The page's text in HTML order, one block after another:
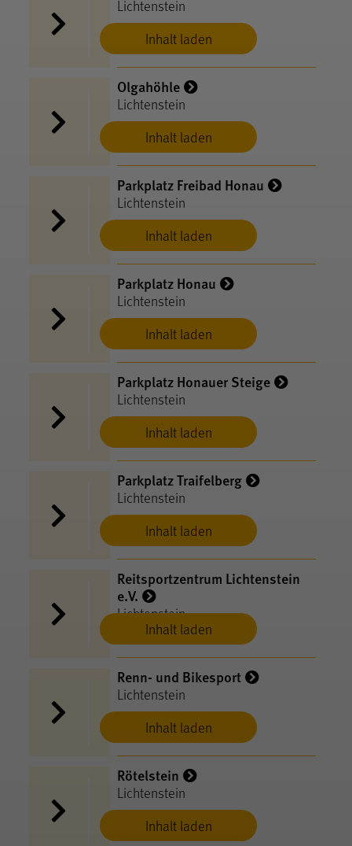
Inhalt laden
Lichtenstein
Inhalt laden
Olgahöhle
Lichtenstein
Inhalt laden
Parkplatz Freibad Honau
Lichtenstein
Inhalt laden
Parkplatz Honau
Lichtenstein
Inhalt laden
Parkplatz Honauer Steige
Lichtenstein
Inhalt laden
Parkplatz Traifelberg
Lichtenstein
Inhalt laden
Reitsportzentrum Lichtenstein
e.V.
Lichtenstein
Inhalt laden
Renn- und Bikesport
Lichtenstein
Inhalt laden
Rötelstein
Lichtenstein